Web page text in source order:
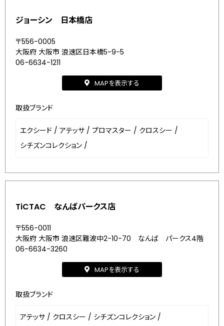
ジョーシン 日本橋店
〒556-0005
大阪府 大阪市 浪速区日本橋5-9-5
06-6634-1211
MAPを表示する
取扱ブランド
エクシード / アテッサ / プロマスター / クロスシー /
シチズンコレクション /
TiCTAC なんばパークス店
〒556-0011
大阪府 大阪市 浪速区難波中2-10-70 なんば パークス4階
06-6634-3260
MAPを表示する
取扱ブランド
アテッサ / クロスシー / シチズンコレクション /